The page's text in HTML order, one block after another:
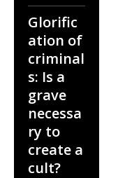
Glorific
ation of
criminal
s: Is a
grave
necessa
ry to
create a
cult?